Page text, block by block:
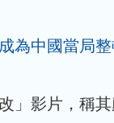
為中國當局
」影片，稱